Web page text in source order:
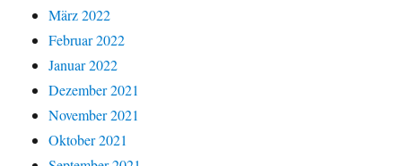
März 2022
Februar 2022
Januar 2022
Dezember 2021
November 2021
Oktober 2021